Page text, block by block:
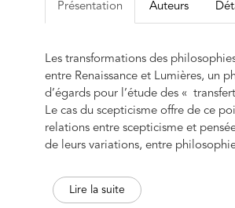
Présentation Auteurs
Les transformations des
entre Renaissance et Lumières, un
d’égards pour l’étude des «
Le cas du scepticisme offre de ce
relations entre scepticisme et
de leurs variations, entre
essentiellement éthique du
Lire la suite